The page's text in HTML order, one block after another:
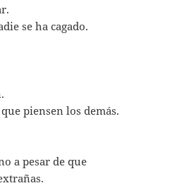
se ha cagado.
piensen los demás.
a pesar de que